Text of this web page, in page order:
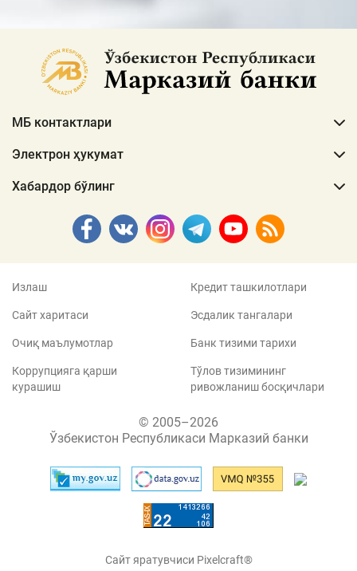
МБ контактлари
Электрон ҳукумат
Хабардор бўлинг
Излаш
Сайт харитаси
Очиқ маълумотлар
Коррупцияга қарши
курашиш
Кредит ташкилотлари
Эсдалик тангалари
Банк тизими тарихи
Тўлов тизимининг
ривожланиш босқичлари
© 2005–2026
Ўзбекистон Республикаси Марказий банки
Сайт яратувчиси Pixelcraft®